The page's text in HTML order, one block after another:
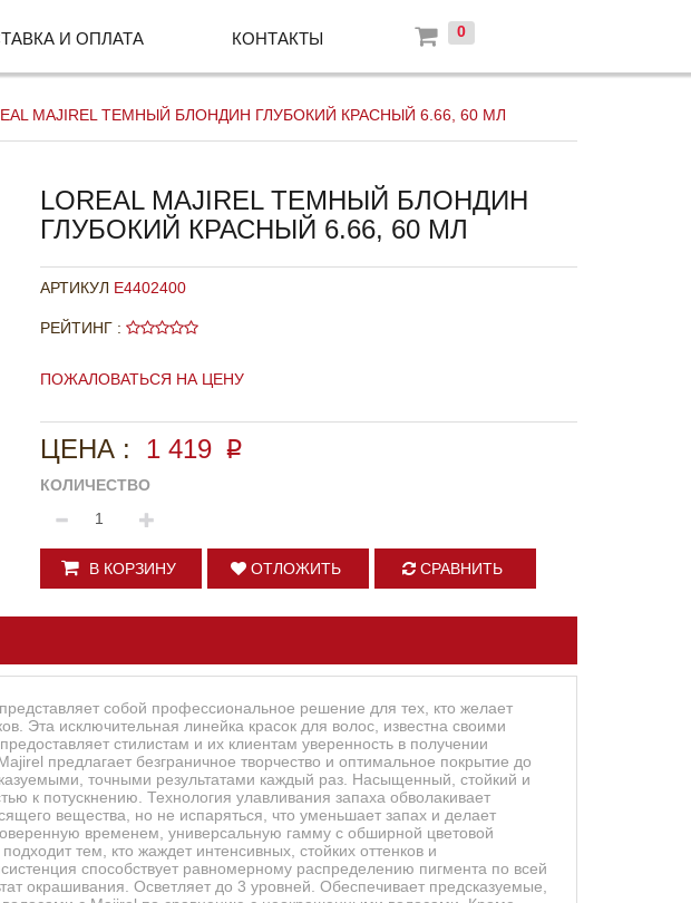
И ОПЛАТА КОНТАКТЫ 0
MAJIREL ТЕМНЫЙ БЛОНДИН ГЛУБОКИЙ КРАСНЫЙ 6.66, 60 МЛ
LOREAL MAJIREL ТЕМНЫЙ БЛОНДИН
ГЛУБОКИЙ КРАСНЫЙ 6.66, 60 МЛ
АРТИКУЛ E4402400
РЕЙТИНГ :
ПОЖАЛОВАТЬСЯ НА ЦЕНУ
ЦЕНА : 1 419 p
КОЛИЧЕСТВО
В КОРЗИНУ ОТЛОЖИТЬ СРАВНИТЬ
собой профессиональное решение для тех, кто желает
Эта исключительная линейка красок для волос, известна своими
стилистам и их клиентам уверенность в получении
предлагает безграничное творчество и оптимальное покрытие до
точными результатами каждый раз. Насыщенный, стойкий и
к потускнению. Технология улавливания запаха обволакивает
вещества, но не испаряться, что уменьшает запах и делает
временем, универсальную гамму с обширной цветовой
тем, кто жаждет интенсивных, стойких оттенков и
способствует равномерному распределению пигмента по всей
окрашивания. Осветляет до 3 уровней. Обеспечивает предсказуемые,